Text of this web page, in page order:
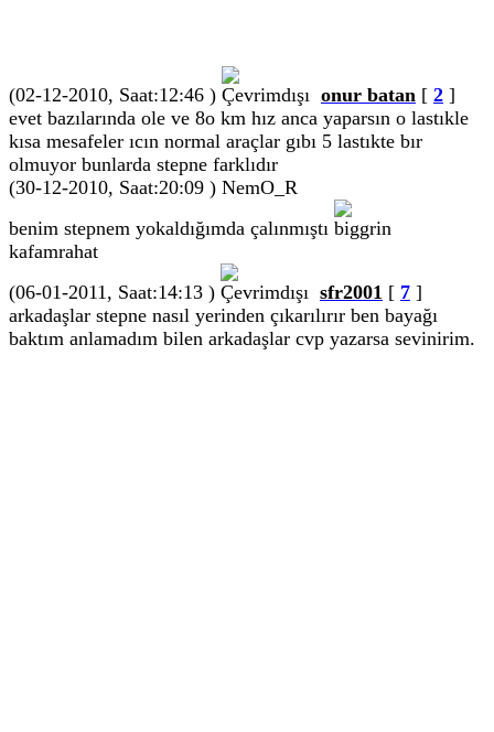
(02-12-2010, Saat:12:46 ) onur batan [ 2 ]
evet bazılarında ole ve 8o km hız anca yaparsın o lastıkle
kısa mesafeler ıcın normal araçlar gıbı 5 lastıkte bır
olmuyor bunlarda stepne farklıdır
(30-12-2010, Saat:20:09 ) NemO_R
benim stepnem yokaldığımda çalınmıştı
kafamrahat
(06-01-2011, Saat:14:13 )
sfr2001 [ 7 ]
arkadaşlar stepne nasıl yerinden çıkarılırır ben bayağı
baktım anlamadım bilen arkadaşlar cvp yazarsa sevinirim.